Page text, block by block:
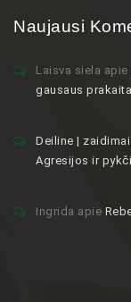
Naujausi
Laisva siela apie
gausaus
Deiline |
Agresijos ir
Ingrida apie